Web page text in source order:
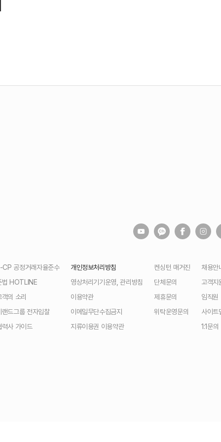
CP 공정거래자율준수
법 HOTLINE
객의 소리
랜드그룹 전자입찰
력사 가이드
개인정보처리방침
영상처리기기운영, 관리방침
이용약관
이메일무단수집금지
지류이용권 이용약관
켄싱턴 매거진
단체문의
제휴문의
위탁운영문의
채용안
고객지
임직원
사이트
1:1문의